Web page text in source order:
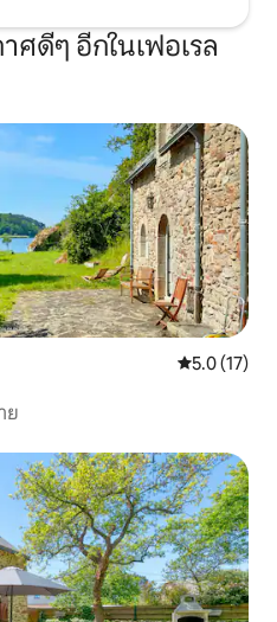
ดีๆ อีกในเฟอเรล
คะแนนเฉลี่ย
5.0 (17)
ย